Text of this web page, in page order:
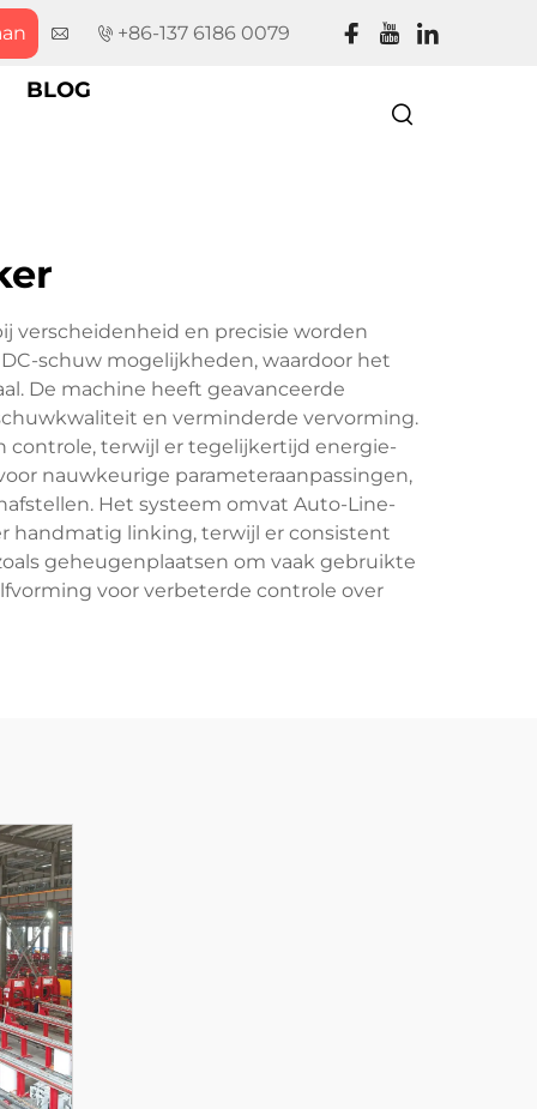
+86-137 6186 0079
BLOG
verscheidenheid en precisie worden
schuw mogelijkheden, waardoor het
De machine heeft geavanceerde
en verminderde vervorming.
controle, terwijl er tegelijkertijd energie-
nauwkeurige parameteraanpassingen,
Het systeem omvat Auto-Line-
handmatig linking, terwijl er consistent
geheugenplaatsen om vaak gebruikte
voor verbeterde controle over